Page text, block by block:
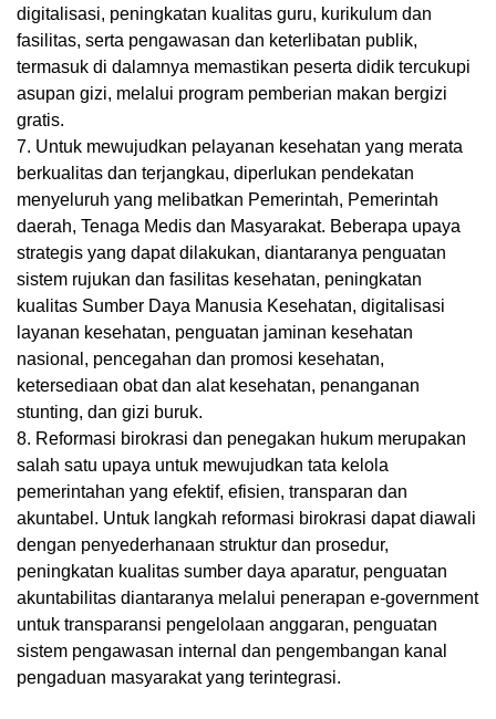
digitalisasi, peningkatan kualitas guru, kurikulum dan
fasilitas, serta pengawasan dan keterlibatan publik,
termasuk di dalamnya memastikan peserta didik tercukupi
asupan gizi, melalui program pemberian makan bergizi
gratis.
7. Untuk mewujudkan pelayanan kesehatan yang merata
berkualitas dan terjangkau, diperlukan pendekatan
menyeluruh yang melibatkan Pemerintah, Pemerintah
daerah, Tenaga Medis dan Masyarakat. Beberapa upaya
strategis yang dapat dilakukan, diantaranya penguatan
sistem rujukan dan fasilitas kesehatan, peningkatan
kualitas Sumber Daya Manusia Kesehatan, digitalisasi
layanan kesehatan, penguatan jaminan kesehatan
nasional, pencegahan dan promosi kesehatan,
ketersediaan obat dan alat kesehatan, penanganan
stunting, dan gizi buruk.
8. Reformasi birokrasi dan penegakan hukum merupakan
salah satu upaya untuk mewujudkan tata kelola
pemerintahan yang efektif, efisien, transparan dan
akuntabel. Untuk langkah reformasi birokrasi dapat diawali
dengan penyederhanaan struktur dan prosedur,
peningkatan kualitas sumber daya aparatur, penguatan
akuntabilitas diantaranya melalui penerapan e-government
untuk transparansi pengelolaan anggaran, penguatan
sistem pengawasan internal dan pengembangan kanal
pengaduan masyarakat yang terintegrasi.